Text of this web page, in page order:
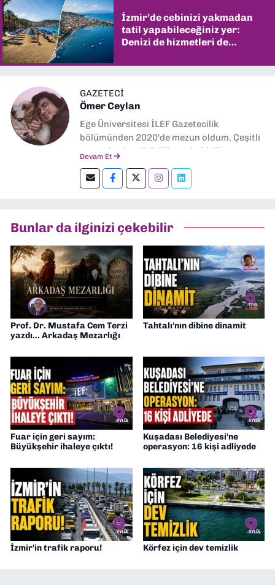
İzmir’de cebinizi yakmadan
tatil yapabileceğiniz yer:
Denizi de hizmetleri de
GAZETECİ
Ömer Ceylan
Ege Üniversitesi İLEF Gazetecilik
bölümünden 2020'de mezun oldum. Çeşitli
gazetelerde editörlük, muhabirlik yaptım.
editörlük yapıyorum.
Devam Et
Bunlar da ilginizi çekebilir
Prof. Dr. Mustafa Cem Terzi
yazdı... Arkadaş Mezarlığı
Tahtalı'nın dibine dinamit
Fuar için geri sayım:
Büyükşehir ihaleye çıktı!
Kuşadası Belediyesi'ne
operasyon: 16 kişi adliyede
İzmir'in trafik raporu! Körfez için dev temizlik